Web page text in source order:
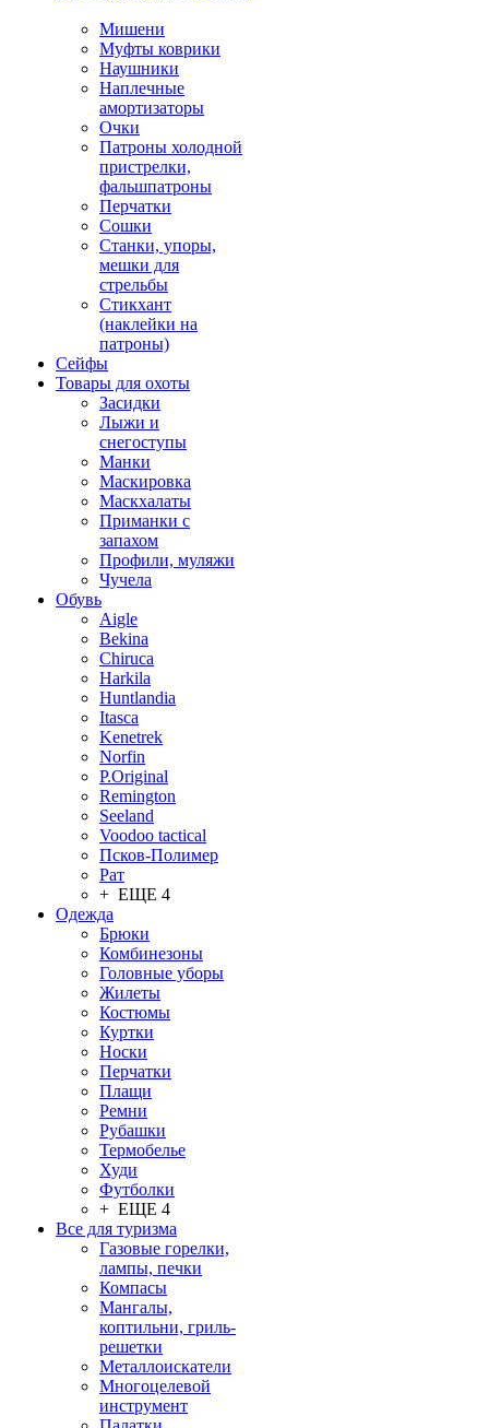
Мишени
Муфты коврики
Наушники
Наплечные
амортизаторы
Очки
Патроны холодной
пристрелки,
фальшпатроны
Перчатки
Сошки
Станки, упоры,
мешки для
стрельбы
Стикхант
(наклейки на
патроны)
Сейфы
Товары для охоты
Засидки
Лыжи и
снегоступы
Манки
Маскировка
Маскхалаты
Приманки с
запахом
Профили, муляжи
Чучела
Обувь
Aigle
Bekina
Chiruсa
Harkila
Huntlandia
Itasca
Kenetrek
Norfin
P.Original
Remington
Seeland
Voodoo tactical
Псков-Полимер
Рат
+ ЕЩЕ 4
Одежда
Брюки
Комбинезоны
Головные уборы
Жилеты
Костюмы
Куртки
Носки
Перчатки
Плащи
Ремни
Рубашки
Термобелье
Худи
Футболки
+ ЕЩЕ 4
Все для туризма
Газовые горелки,
лампы, печки
Компасы
Мангалы,
коптильни, гриль-
решетки
Металлоискатели
Многоцелевой
инструмент